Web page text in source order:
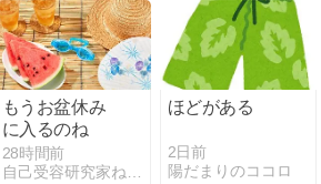
もうお盆休み
に入るのね
28時間前
ほどがある
2日前
陽だまりのココロ